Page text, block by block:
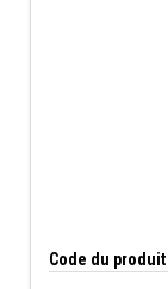
Code du produit